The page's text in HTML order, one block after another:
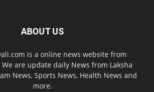
ABOUT US
is a online news website from
We are update daily News from Laksha
News, Sports News, Health News and
more.